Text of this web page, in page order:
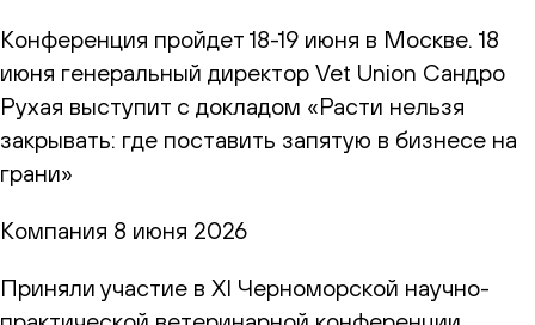
Конференция пройдет 18-19 июня в Москве. 18
июня генеральный директор Vet Union Сандро
Рухая выступит с докладом «Расти нельзя
закрывать: где поставить запятую в бизнесе на
грани»
Компания 8 июня 2026
Приняли участие в XI Черноморской научно-